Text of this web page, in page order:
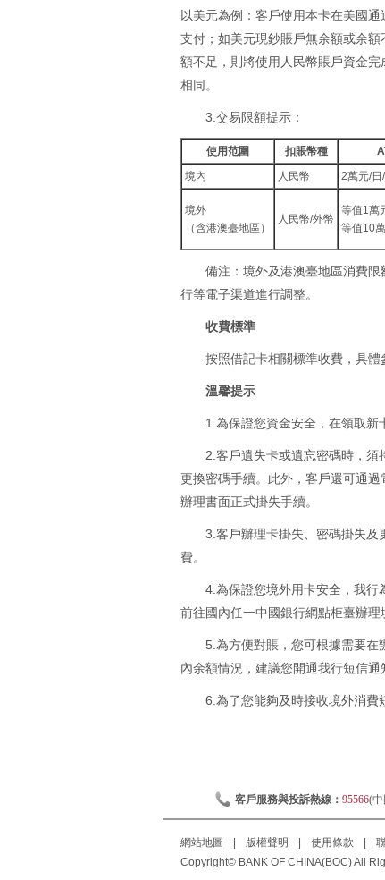
以美元為例：客戶使用本卡在美國
支付；如美元現鈔賬戶無余額或余
額不足，則將使用人民幣賬戶資金
相同。
3.交易限額提示：
使用范圍 扣賬幣種
境內
人民幣 2萬元/日
境外
（含港澳臺地區）
人民幣/外幣
等值1萬
等值10
備注：境外及港澳臺地區消費
行等電子渠道進行調整。
收費標準
按照借記卡相關標準收費，具體
溫馨提示
1.為保證您資金安全，在領取新
2.客戶遺失卡或遺忘密碼時，
更換密碼手續。此外，客戶還可通
辦理書面正式掛失手續。
3.客戶辦理卡掛失、密碼掛失及
費。
4.為保證您境外用卡安全，我
前往國內任一中國銀行網點柜臺辦理
5.為方便對賬，您可根據需要在
內余額情況，建議您開通我行短信通
6.為了您能夠及時接收境外消費
客戶服務與投訴熱線： 95566(中
網站地圖 版權聲明 使用條款
Copyright© BANK OF CHINA(BOC) All